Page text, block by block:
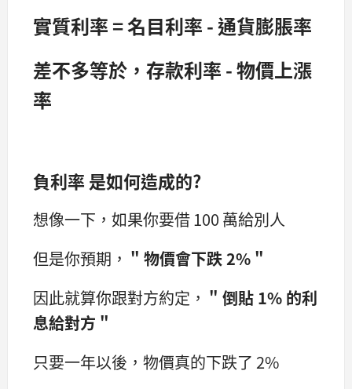
實質利率 = 名目利率 - 通貨膨脹率
差不多等於，存款利率 - 物價上漲
率
負利率 是如何造成的?
想像一下，如果你要借 100 萬給別人
但是你預期， " 物價會下跌 2% "
因此就算你跟對方約定， " 倒貼 1% 的利
息給對方 "
只要一年以後，物價真的下跌了 2%